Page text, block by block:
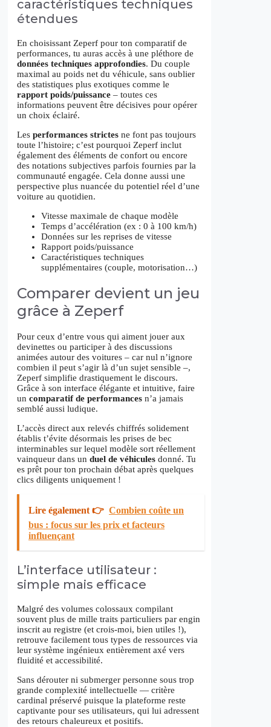
caractéristiques techniques
étendues
En choisissant Zeperf pour ton comparatif de
performances, tu auras accès à une pléthore de
données techniques approfondies. Du couple
maximal au poids net du véhicule, sans oublier
des statistiques plus exotiques comme le
rapport poids/puissance – toutes ces
informations peuvent être décisives pour opérer
un choix éclairé.
Les performances strictes ne font pas toujours
toute l’histoire; c’est pourquoi Zeperf inclut
également des éléments de confort ou encore
des notations subjectives parfois fournies par la
communauté engagée. Cela donne aussi une
perspective plus nuancée du potentiel réel d’une
voiture au quotidien.
Vitesse maximale de chaque modèle
Temps d’accélération (ex : 0 à 100 km/h)
Données sur les reprises de vitesse
Rapport poids/puissance
Caractéristiques techniques
supplémentaires (couple, motorisation…)
Comparer devient un jeu
grâce à Zeperf
Pour ceux d’entre vous qui aiment jouer aux
devinettes ou participer à des discussions
animées autour des voitures – car nul n’ignore
combien il peut s’agir là d’un sujet sensible –,
Zeperf simplifie drastiquement le discours.
Grâce à son interface élégante et intuitive, faire
un comparatif de performances n’a jamais
semblé aussi ludique.
L’accès direct aux relevés chiffrés solidement
établis t’évite désormais les prises de bec
interminables sur lequel modèle sort réellement
vainqueur dans un duel de véhicules donné. Tu
es prêt pour ton prochain débat après quelques
clics diligents uniquement !
Lire également 👉 Combien coûte un
bus : focus sur les prix et facteurs
influençant
L’interface utilisateur :
simple mais efficace
Malgré des volumes colossaux compilant
souvent plus de mille traits particuliers par engin
inscrit au registre (et crois-moi, bien utiles !),
retrouve facilement tous types de ressources via
leur système ingénieux entièrement axé vers
fluidité et accessibilité.
Sans dérouter ni submerger personne sous trop
grande complexité intellectuelle — critère
cardinal préservé puisque la plateforme reste
captivante pour ses utilisateurs, qui lui adressent
des retours chaleureux et positifs.